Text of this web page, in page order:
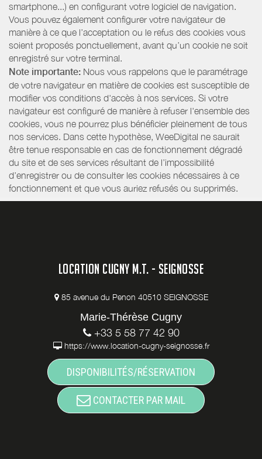
smartphone...) en configurant votre logiciel de navigation.
Vous pouvez également configurer votre navigateur de
manière à ce que l’acceptation ou le refus des cookies vous
soient proposés ponctuellement, avant qu’un cookie ne soit
enregistré sur votre terminal.
Note importante: Nous vous rappelons que le paramétrage
de votre navigateur en matière de cookies est susceptible de
modifier vos conditions d'accès à nos services. Si votre
navigateur est configuré de manière à refuser l'ensemble des
cookies, vous ne pourrez plus bénéficier pleinement de tous
nos services. Dans cette hypothèse, WeeDigital ne saurait
être tenue responsable en cas de fonctionnement dégradé
du site et de ses services résultant de l’impossibilité
d’enregistrer ou de consulter les cookies nécessaires à ce
fonctionnement et que vous auriez refusés ou supprimés.
LOCATION CUGNY M.T. - SEIGNOSSE
85 avenue du Penon 40510 SEIGNOSSE
Marie-Thérèse Cugny
+33 5 58 77 42 90
https://www.location-cugny-seignosse.fr
DISPONIBILITÉS/RÉSERVATION
CONTACTER PAR MAIL